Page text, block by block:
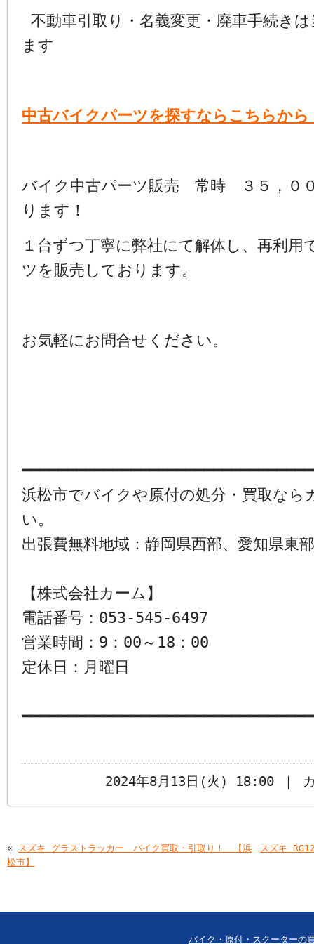
不動車引取り・名義変更・廃車手続き
ます
中古バイクパーツを探すならこちらから
バイク中古パーツ販売 常時 ３５，０
ります！
１台ずつ丁寧に弊社にて解体し、再利用
ツを販売しております。
お気軽にお問合せください。
浜松市でバイクや原付の処分・買取なら
い。
出張費無料地域：静岡県西部、愛知県東部
【株式会社カーム】
電話番号：053-545-6497
営業時間：9：00～18：00
定休日：月曜日
2024年8月13日(火) 18:00 ｜ カ
« スズキ グラストラッカー バイク買取・引取り！ 【浜
松市】
スズキ
バイク・原付・スクーターの